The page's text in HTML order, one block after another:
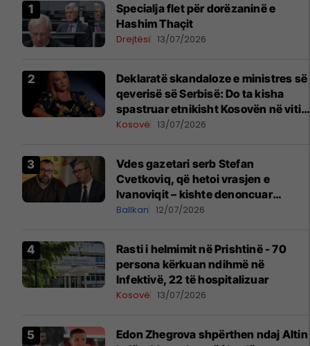
Specialja flet për dorëzaninë e
Hashim Thaçit
Drejtësi 13/07/2026
Deklaratë skandaloze e ministres së
qeverisë së Serbisë: Do ta kisha
spastruar etnikisht Kosovën në vitin
1998
Kosovë 13/07/2026
Vdes gazetari serb Stefan
Cvetkoviq, që hetoi vrasjen e
Ivanoviqit – kishte denoncuar
kërcënime ndaj vëllezërve Vuçiq
Ballkan 12/07/2026
Rasti i helmimit në Prishtinë - 70
persona kërkuan ndihmë në
Infektivë, 22 të hospitalizuar
Kosovë 13/07/2026
Edon Zhegrova shpërthen ndaj Altin